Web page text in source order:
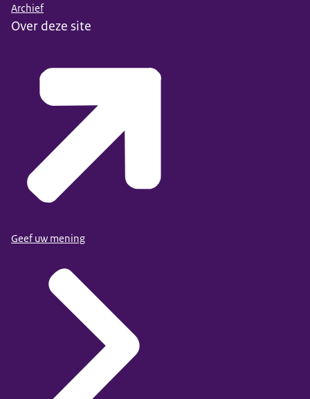
Archief
Over deze site
Geef uw mening